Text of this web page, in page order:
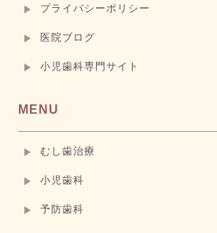
プライバシーポリシー
医院ブログ
小児歯科専門サイト
MENU
むし歯治療
小児歯科
予防歯科